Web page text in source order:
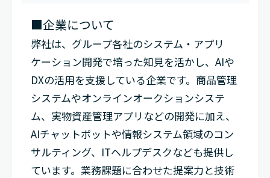
■企業について
弊社は、グループ各社のシステム・アプリ
ケーション開発で培った知見を活かし、AIや
DXの活用を支援している企業です。商品管理
システムやオンラインオークションシステ
ム、実物資産管理アプリなどの開発に加え、
AIチャットボットや情報システム領域のコン
サルティング、ITヘルプデスクなども提供し
ています。業務課題に合わせた提案力と技術